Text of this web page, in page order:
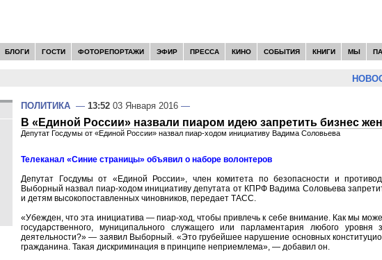
БЛОГИ ГОСТИ ФОТОРЕПОРТАЖИ ЭФИР ПРЕССА КИНО СОБЫТИЯ КНИГИ МЫ
ПОЛИТИКА — 13:52 03 Января 2016 —
В «Единой России» назвали пиаром идею запретить бизнес
Депутат Госдумы от «Единой России» назвал пиар-ходом инициативу Вадима Соловьева
Телеканал «Синие страницы» объявил о наборе волонтеров
Депутат Госдумы от «Единой России», член комитета по безопасности и
Выборный назвал пиар-ходом инициативу депутата от КПРФ Вадима Соловьева
и детям высокопоставленных чиновников, передает ТАСС.
«Убежден, что эта инициатива — пиар-ход, чтобы привлечь к себе внимание. Как мы
государственного, муниципального служащего или парламентария любого уровня
деятельности?» — заявил Выборный. «Это грубейшее нарушение основных
гражданина. Такая дискриминация в принципе неприемлема», — добавил он.